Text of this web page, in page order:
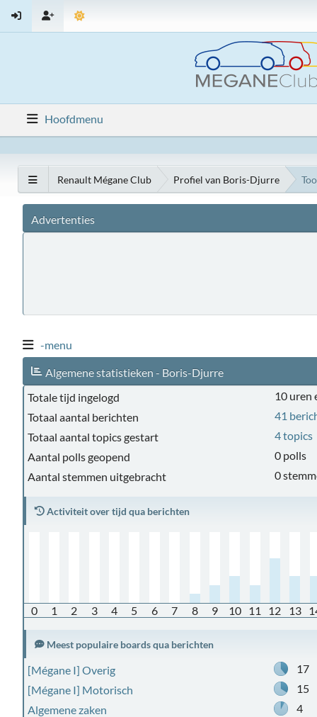
Hoofdmenu
Renault Mégane Club Profiel van Boris-Djurre
Advertenties
-menu
Algemene statistieken - Boris-Djurre
Totale tijd ingelogd
10 uren
Totaal aantal berichten
41
Totaal aantal topics gestart
4 topics
Aantal polls geopend
0 polls
Aantal stemmen uitgebracht
0
Activiteit over tijd qua berichten
0 1 2 3 4 5 6 7 8 9 10 11 12 13
Meest populaire boards qua berichten
[Mégane I] Overig
17
[Mégane I] Motorisch
15
Algemene zaken
4